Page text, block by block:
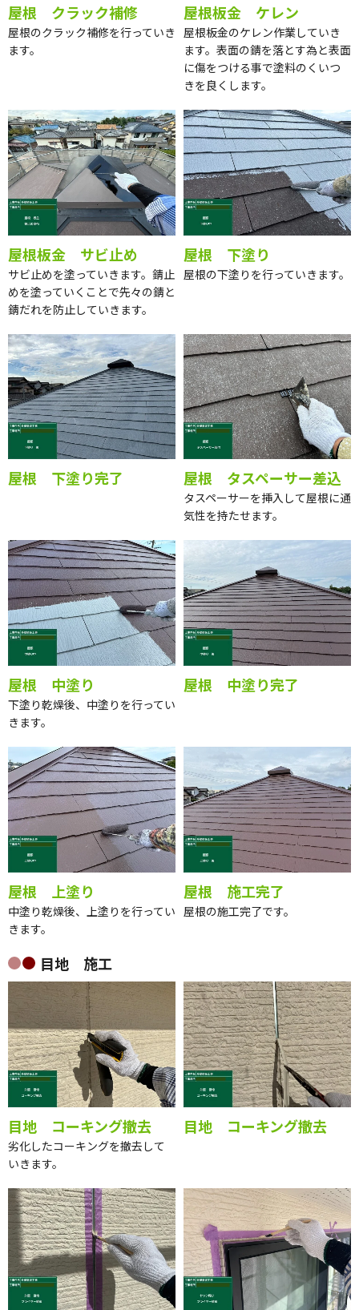
屋根 クラック補修
屋根のクラック補修を行っていき
ます。
屋根板金 ケレン
屋根板金のケレン作業していき
ます。表面の錆を落とす為と表面
に傷をつける事で塗料のくいつ
きを良くします。
屋根板金 サビ止め
サビ止めを塗っていきます。錆止
めを塗っていくことで先々の錆と
錆だれを防止していきます。
屋根 下塗り
屋根の下塗りを行っていきます。
屋根 下塗り完了 屋根 タスペーサー差込
タスペーサーを挿入して屋根に通
気性を持たせます。
屋根 中塗り
下塗り乾燥後、中塗りを行ってい
きます。
屋根 中塗り完了
屋根 上塗り
中塗り乾燥後、上塗りを行ってい
きます。
屋根 施工完了
屋根の施工完了です。
目地 施工
目地 コーキング撤去
劣化したコーキングを撤去して
いきます。
目地 コーキング撤去